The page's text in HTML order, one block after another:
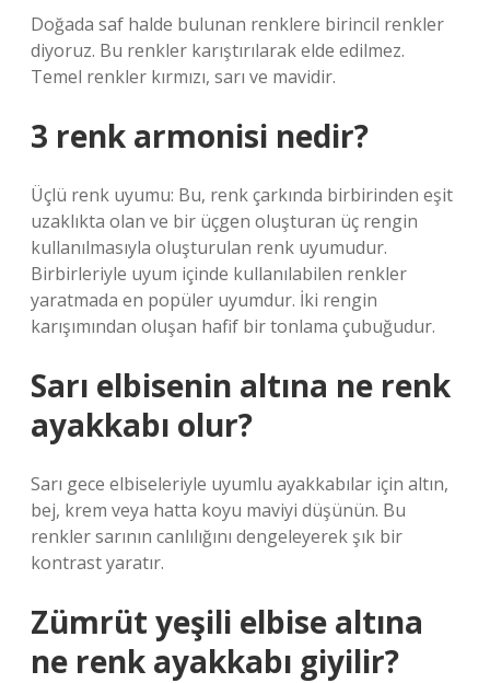
Doğada saf halde bulunan renklere birincil renkler
diyoruz. Bu renkler karıştırılarak elde edilmez.
Temel renkler kırmızı, sarı ve mavidir.
3 renk armonisi nedir?
Üçlü renk uyumu: Bu, renk çarkında birbirinden eşit
uzaklıkta olan ve bir üçgen oluşturan üç rengin
kullanılmasıyla oluşturulan renk uyumudur.
Birbirleriyle uyum içinde kullanılabilen renkler
yaratmada en popüler uyumdur. İki rengin
karışımından oluşan hafif bir tonlama çubuğudur.
Sarı elbisenin altına ne renk
ayakkabı olur?
Sarı gece elbiseleriyle uyumlu ayakkabılar için altın,
bej, krem ​​veya hatta koyu maviyi düşünün. Bu
renkler sarının canlılığını dengeleyerek şık bir
kontrast yaratır.
Zümrüt yeşili elbise altına
ne renk ayakkabı giyilir?